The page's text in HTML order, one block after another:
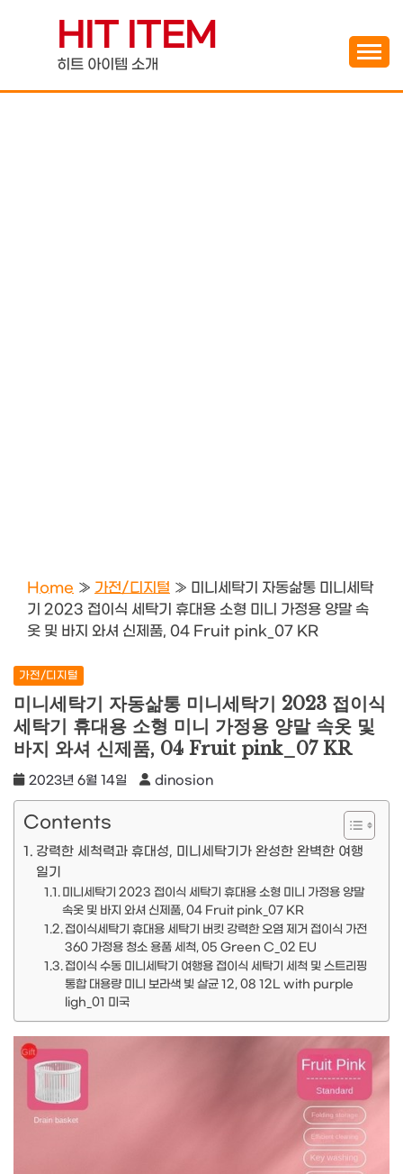
contentHIT ITEM
히트 아이템 소개
Home » 가전/디지털 » 미니세탁기 자동삶통 미니세탁
기 2023 접이식 세탁기 휴대용 소형 미니 가정용 양말 속
옷 및 바지 와셔 신제품, 04 Fruit pink_07 KR
가전/디지털
미니세탁기 자동삶통 미니세탁기 2023 접이식
세탁기 휴대용 소형 미니 가정용 양말 속옷 및
바지 와셔 신제품, 04 Fruit pink_07 KR
2023년 6월 14일 dinosion
Contents
강력한 세척력과 휴대성, 미니세탁기가 완성한 완벽한 여행
일기
미니세탁기 2023 접이식 세탁기 휴대용 소형 미니 가정용 양말
속옷 및 바지 와셔 신제품, 04 Fruit pink_07 KR
접이식세탁기 휴대용 세탁기 버킷 강력한 오염 제거 접이식 가전
360 가정용 청소 용품 세척, 05 Green C_02 EU
접이식 수동 미니세탁기 여행용 접이식 세탁기 세척 및 스트리핑
통합 대용량 미니 보라색 빛 살균 12, 08 12L with purple
ligh_01 미국